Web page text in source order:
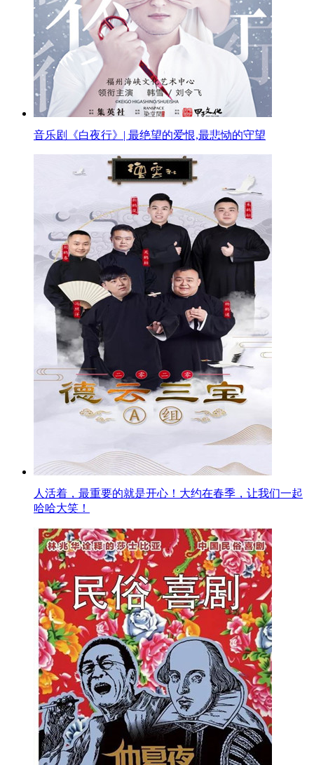
音乐剧《白夜行》| 最绝望的爱恨,最悲恸的守望
人活着，最重要的就是开心！大约在春季，让我们一起
哈哈大笑！